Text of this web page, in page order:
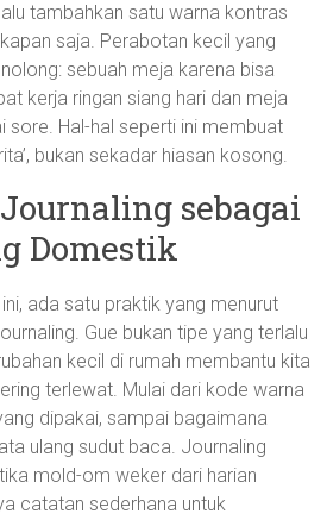
tambahkan satu warna kontras
saja. Perabotan kecil yang
sebuah meja karena bisa
kerja ringan siang hari dan meja
sore. Hal-hal seperti ini membuat
bukan sekadar hiasan kosong.
sebagai
Domestik
ada satu praktik yang menurut
Gue bukan tipe yang terlalu
kecil di rumah membantu kita
terlewat. Mulai dari kode warna
dipakai, sampai bagaimana
ulang sudut baca. Journaling
mold-om weker dari harian
catatan sederhana untuk